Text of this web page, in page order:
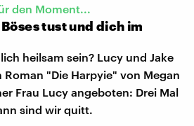
den Moment...
tust und dich im
heilsam sein? Lucy und Jake
Roman "Die Harpyie" von Megan
Frau Lucy angeboten: Drei Mal
sind wir quitt.